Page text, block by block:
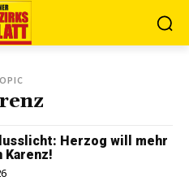
Herzog will mehr
Karenz!